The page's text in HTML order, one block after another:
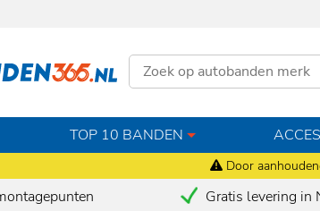
Door
TOP 10 BANDEN
Gratis levering in